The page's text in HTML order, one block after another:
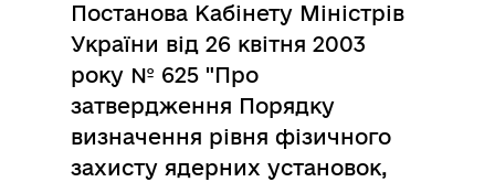
Постанова Кабінету Міністрів
України від 26 квітня 2003
року № 625 "Про
затвердження Порядку
визначення рівня фізичного
захисту ядерних установок,